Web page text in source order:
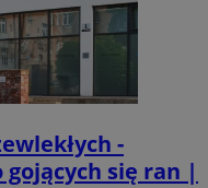
-
się ran |